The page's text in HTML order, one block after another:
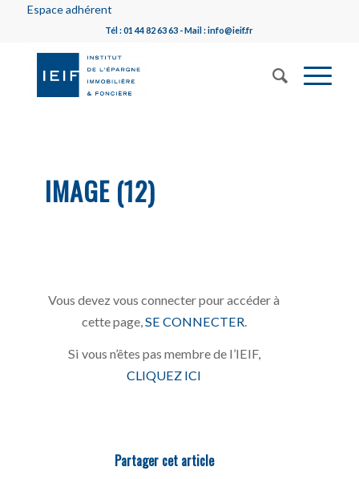
Espace adhérent
Tél : 01 44 82 63 63 - Mail : info@ieif.fr
IMAGE (12)
Vous devez vous connecter pour accéder à
cette page, SE CONNECTER
Si vous n’êtes pas membre de l’IEIF,
CLIQUEZ ICI
Partager cet article